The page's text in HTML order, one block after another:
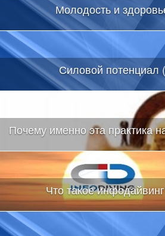
Молодость и
Силовой потенциал
Почему именно эта практика
Что такое